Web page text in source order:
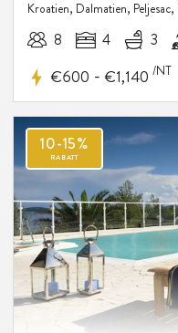
Kroatien, Dalmatien,
8 4 3
€600 - €1,140 /NT